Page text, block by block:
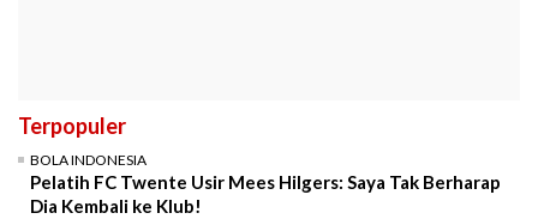
Terpopuler
BOLA INDONESIA
Pelatih FC Twente Usir Mees Hilgers: Saya Tak Berharap
Dia Kembali ke Klub!